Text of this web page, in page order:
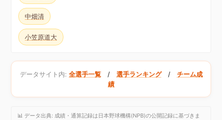
中畑清
小笠原道大
データサイト内: 全選手一覧/ 選手ランキング/ チーム成
績
📊 データ出典: 成績・通算記録は日本野球機構(NPB)の公開記録に基づきま